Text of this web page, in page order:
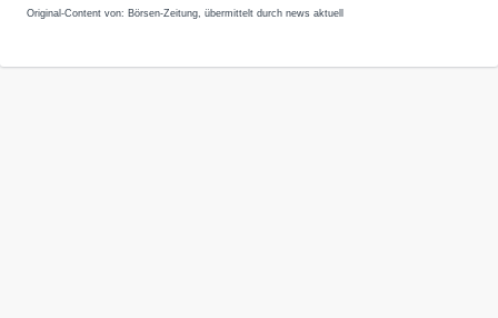
Original-Content von: Börsen-Zeitung, übermittelt durch news aktuell